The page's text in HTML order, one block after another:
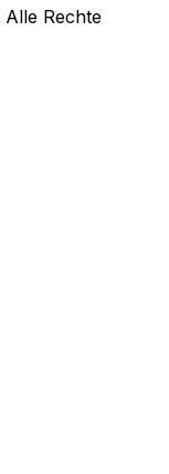
Alle Rechte